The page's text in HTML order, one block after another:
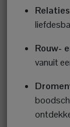
Rouw-
vanuit